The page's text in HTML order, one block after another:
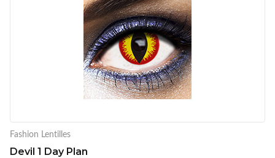
Fashion Lentilles
Devil 1 Day Plan